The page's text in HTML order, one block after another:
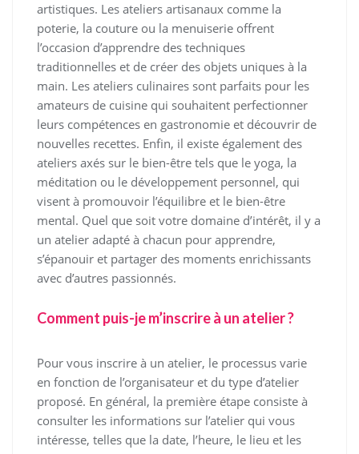
artistiques. Les ateliers artisanaux comme la
poterie, la couture ou la menuiserie offrent
l’occasion d’apprendre des techniques
traditionnelles et de créer des objets uniques à la
main. Les ateliers culinaires sont parfaits pour les
amateurs de cuisine qui souhaitent perfectionner
leurs compétences en gastronomie et découvrir de
nouvelles recettes. Enfin, il existe également des
ateliers axés sur le bien-être tels que le yoga, la
méditation ou le développement personnel, qui
visent à promouvoir l’équilibre et le bien-être
mental. Quel que soit votre domaine d’intérêt, il y a
un atelier adapté à chacun pour apprendre,
s’épanouir et partager des moments enrichissants
avec d’autres passionnés.
Comment puis-je m’inscrire à un atelier ?
Pour vous inscrire à un atelier, le processus varie
en fonction de l’organisateur et du type d’atelier
proposé. En général, la première étape consiste à
consulter les informations sur l’atelier qui vous
intéresse, telles que la date, l’heure, le lieu et les